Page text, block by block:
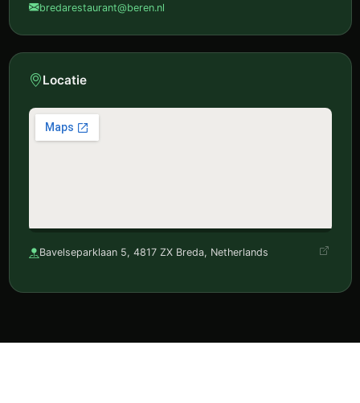
bredarestaurant@beren.nl
Locatie
Bavelseparklaan 5, 4817 ZX Breda, Netherlands